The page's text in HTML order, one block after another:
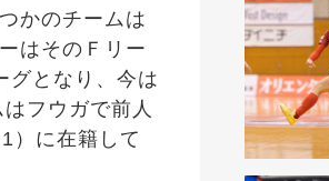
かのチームは
はそのＦリー
グとなり、今は
フウガで前人
）に在籍して